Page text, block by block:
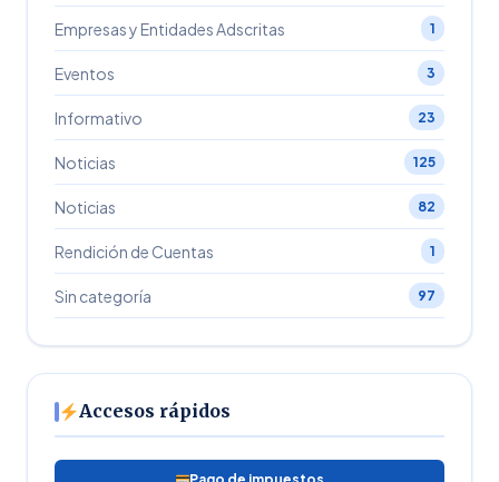
Empresas y Entidades Adscritas 1
Eventos 3
Informativo 23
Noticias 125
Noticias 82
Rendición de Cuentas 1
Sin categoría 97
Accesos rápidos